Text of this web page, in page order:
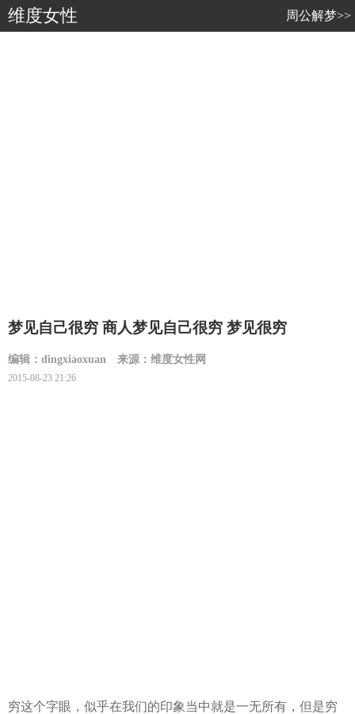
维度女性 周公解梦>>
梦见自己很穷 商人梦见自己很穷 梦见很穷
编辑：dingxiaoxuan 来源：维度女性网
2015-08-23 21:26
穷这个字眼，似乎在我们的印象当中就是一无所有，但是穷